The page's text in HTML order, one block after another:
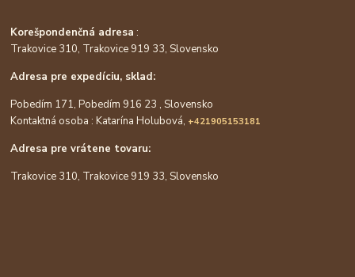
Korešpondenčná adresa :
Trakovice 310, Trakovice 919 33, Slovensko
Adresa pre expedíciu, sklad:
Pobedím 171, Pobedím 916 23 , Slovensko
Kontaktná osoba : Katarína Holubová, +421905153181
Adresa pre vrátene tovaru:
Trakovice 310, Trakovice 919 33, Slovensko